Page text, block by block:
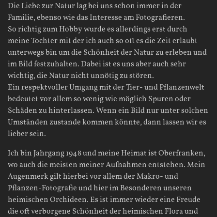
Die Liebe zur Natur lag bei uns schon immer in der
Familie, ebenso wie das Interesse am Fotografieren.
So richtig zum Hobby wurde es allerdings erst durch
meine Tochter mit der ich auch so oft es die Zeit erlaubt
unterwegs bin um die Schönheit der Natur zu erleben und
im Bild festzuhalten. Dabei ist es uns aber auch sehr
wichtig, die Natur nicht unnötig zu stören.
Ein respektvoller Umgang mit der Tier- und Pflanzenwelt
bedeutet vor allem so wenig wie möglich Spuren oder
Schäden zu hinterlassen. Wenn ein Bild nur unter solchen
Umständen zustande kommen könnte, dann lassen wir es
lieber sein.
Ich bin Jahrgang 1948 und meine Heimat ist Oberfranken,
wo auch die meisten meiner Aufnahmen entstehen. Mein
Augenmerk gilt hierbei vor allem der Makro- und
Pflanzen-Fotografie und hier im Besonderen unseren
heimischen Orchideen. Es ist immer wieder eine Freude
die oft verborgene Schönheit der heimischen Flora und